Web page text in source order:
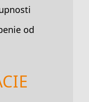
od